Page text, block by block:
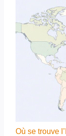
Où se trouve